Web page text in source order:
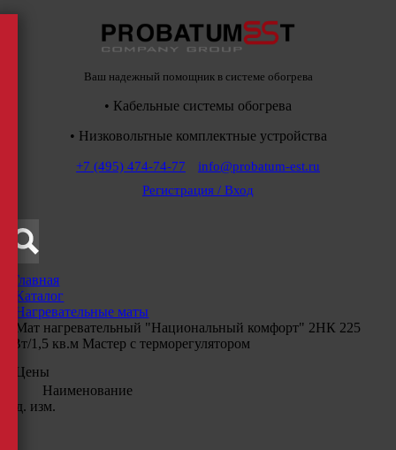
Ваш надежный помощник в системе обогрева
• Кабельные системы обогрева
• Низковольтные комплектные устройства
+7 (495) 474-74-77
info@probatum-est.ru
Регистрация / Вход
Главная
Каталог
Нагревательные маты
Мат нагревательный "Национальный комфорт" 2НК 225
Вт/1,5 кв.м Мастер с терморегулятором
Цены
Наименование
Ед. изм.